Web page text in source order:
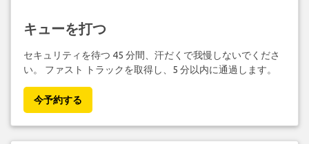
キューを打つ
セキュリティを待つ 45 分間、汗だくで我慢しないでくださ
い。 ファスト トラックを取得し、5 分以内に通過します。
今予約する